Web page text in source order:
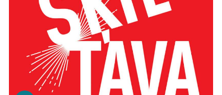
Festivāls
Programma
Arhīvs
Viņi bija LAMPĀ 2026